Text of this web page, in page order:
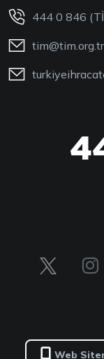
444 0 846
tim@tim.org.tr
Web